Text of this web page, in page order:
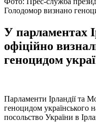
Голодомор визнано
У парламентах
офіційно
геноцидом
Парламенти Ірландії та
геноцидом українського
посольство України в